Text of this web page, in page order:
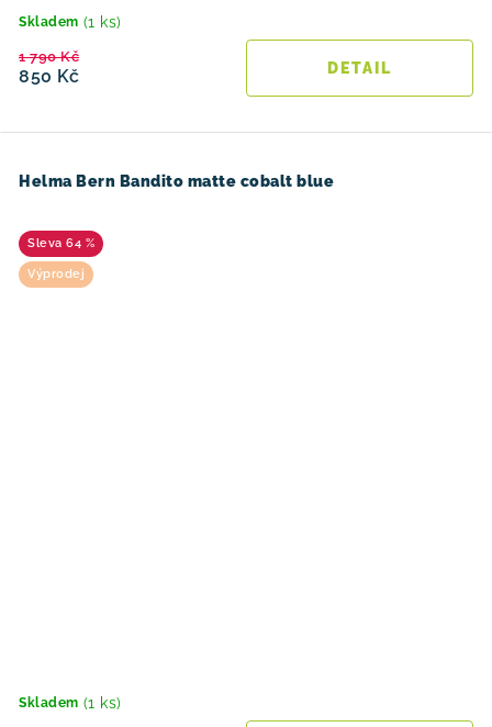
Skladem (1 ks)
850 Kč
1 790 Kč
Helma Bern Bandito matte cobalt blue
64 %
Výprodej
Skladem (1 ks)